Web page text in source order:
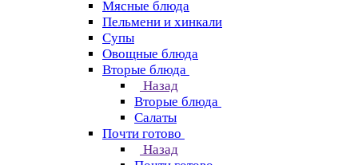
Мясные блюда
Пельмени и хинкали
Супы
Овощные блюда
Вторые блюда
Назад
Вторые блюда
Салаты
Почти готово
Назад